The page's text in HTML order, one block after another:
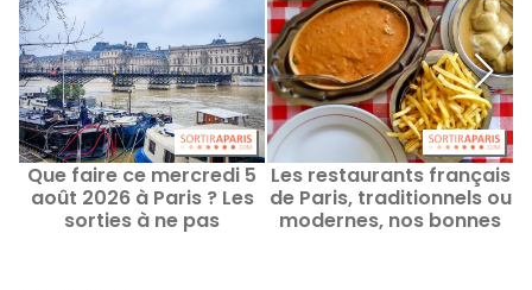
Que faire ce mercredi 5
août 2026 à Paris ? Les
sorties à ne pas
Les restaurants français
de Paris, traditionnels ou
modernes, nos bonnes